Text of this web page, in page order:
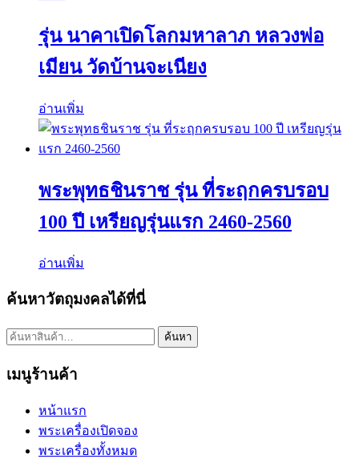
รุ่น นาคาเปิดโลกมหาลาภ หลวงพ่อ
เมียน วัดบ้านจะเนียง
อ่านเพิ่ม
พระพุทธชินราช รุ่น ที่ระฤกครบรอบ
100 ปี เหรียญรุ่นแรก 2460-2560
อ่านเพิ่ม
ค้นหาวัตถุมงคลได้ที่นี่
ค้นหา: ค้นหา
เมนูร้านค้า
หน้าแรก
พระเครื่องเปิดจอง
พระเครื่องทั้งหมด